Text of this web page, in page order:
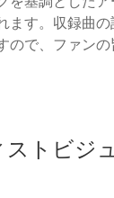
す。収録曲の
ので、ファン
トビジ